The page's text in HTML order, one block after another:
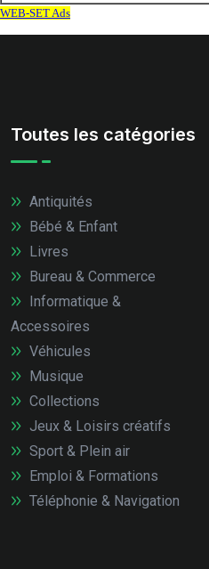
Toutes les catégories
Antiquités
Bébé & Enfant
Livres
Bureau & Commerce
Informatique &
Accessoires
Véhicules
Musique
Collections
Jeux & Loisirs créatifs
Sport & Plein air
Emploi & Formations
Téléphonie & Navigation